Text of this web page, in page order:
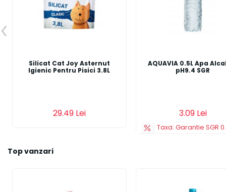
Silicat Cat Joy Asternut
Igienic Pentru Pisici 3.8L
29.49 Lei
AQUAVIA 0.5L Apa
pH9.4 SGR
3.09 Lei
Taxa: Garantie SGR
Adauga in cos
Previous
Top vanzari